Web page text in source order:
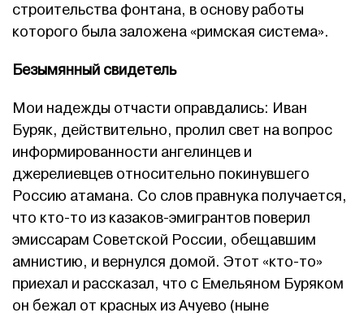
строительства фонтана, в основу работы
которого была заложена «римская система».
Безымянный свидетель
Мои надежды отчасти оправдались: Иван
Буряк, действительно, пролил свет на вопрос
информированности ангелинцев и
джерелиевцев относительно покинувшего
Россию атамана. Со слов правнука получается,
что кто-то из казаков-эмигрантов поверил
эмиссарам Советской России, обещавшим
амнистию, и вернулся домой. Этот «кто-то»
приехал и рассказал, что с Емельяном Буряком
он бежал от красных из Ачуево (ныне